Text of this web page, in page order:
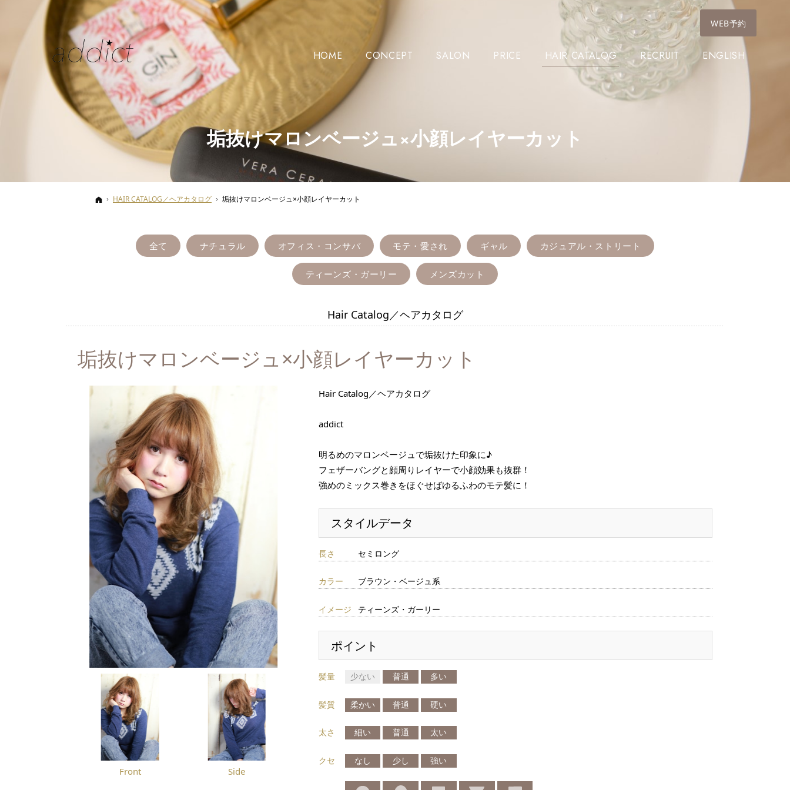
垢抜けマロンベージュ×小顔レイヤーカット
ホーム
HAIR CATALOG／ヘアカタログ 垢抜けマロンベージュ×小顔レイヤーカット
全て ナチュラル オフィス・コンサバ モテ・愛され ギャル カジュアル・ストリート
ティーンズ・ガーリー メンズカット
Hair Catalog／ヘアカタログ
垢抜けマロンベージュ×小顔レイヤーカット
Front Side
Hair Catalog／ヘアカタログ
addict
明るめのマロンベージュで垢抜けた印象に♪
フェザーバングと顔周りレイヤーで小顔効果も抜群！
強めのミックス巻きをほぐせばゆるふわのモテ髪に！
スタイルデータ
長さ セミロング
カラー ブラウン・ベージュ系
イメージ ティーンズ・ガーリー
ポイント
髪量 少ない 普通 多い
髪質 柔かい 普通 硬い
太さ 細い 普通 太い
クセ なし 少し 強い
WEB予約
HOME CONCEPT SALON PRICE HAIR CATALOG RECRUIT ENGLISH